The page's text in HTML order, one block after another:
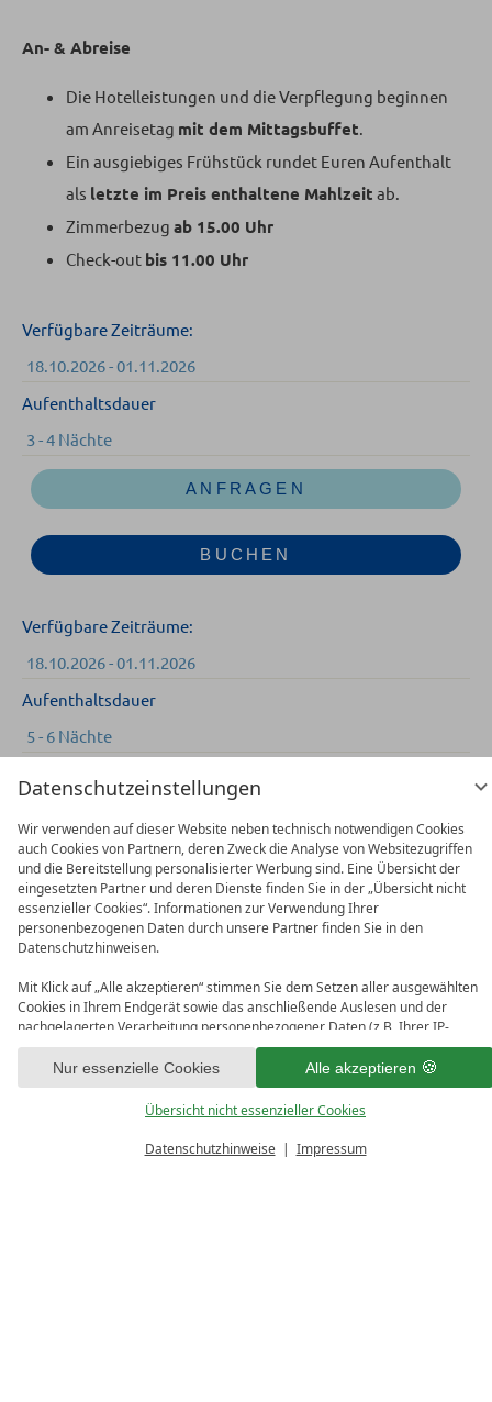
Datenschutzeinstellungen
Wir verwenden auf dieser Website neben technisch notwendigen Cookies
auch Cookies von Partnern, deren Zweck die Analyse von Websitezugriffen
und die Bereitstellung personalisierter Werbung sind. Eine Übersicht der
eingesetzten Partner und deren Dienste finden Sie in der „Übersicht nicht
essenzieller Cookies“. Informationen zur Verwendung Ihrer
personenbezogenen Daten durch unsere Partner finden Sie in den
Datenschutzhinweisen.
Mit Klick auf „Alle akzeptieren“ stimmen Sie dem Setzen aller ausgewählten
Cookies in Ihrem Endgerät sowie das anschließende Auslesen und der
nachgelagerten Verarbeitung personenbezogener Daten (z.B. Ihrer IP-
Adresse) durch uns und unseren Partnern zu. Falls Sie damit nicht
einverstanden sind, klicken Sie bitte auf „Nur essenzielle Cookies“. Eine
individuelle Auswahl können Sie unter „Übersicht nicht essenzieller Cookies“
tätigen. Sie können Ihre Auswahl im Fußbereich dieser Website oder in den
Alle akzeptieren
Nur essenzielle Cookies
Übersicht nicht essenzieller Cookies
Datenschutzhinweise ImpressumBUCHEN
An- & Abreise
Die Hotelleistungen und die Verpflegung beginnen
am Anreisetag mit dem Mittagsbuffet
Ein ausgiebiges Frühstück rundet Euren Aufenthalt
als letzte im Preis enthaltene Mahlzeit ab.
Zimmerbezug ab 15.00 Uhr
Check-out bis 11.00 Uhr
Verfügbare Zeiträume:
18.10.2026 - 01.11.2026
Aufenthaltsdauer
3 - 4 Nächte
ANFRAGEN
BUCHEN
Verfügbare Zeiträume:
18.10.2026 - 01.11.2026
Aufenthaltsdauer
5 - 6 Nächte
ANFRAGEN
BUCHEN
Verfügbare Zeiträume:
18.10.2026 - 01.11.2026
Aufenthaltsdauer
7 - 14 Nächte
ANFRAGEN
BUCHEN